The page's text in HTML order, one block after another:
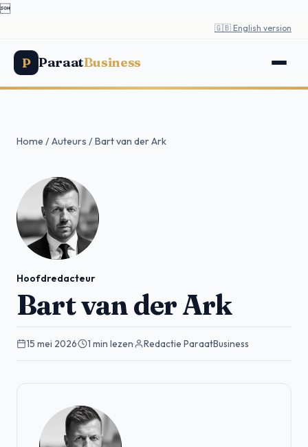

🇬🇧 English version
P ParaatBusiness
Home /Auteurs /Bart van der Ark
Hoofdredacteur
Bart van der Ark
15 mei 2026· 1 min lezen· Redactie ParaatBusiness